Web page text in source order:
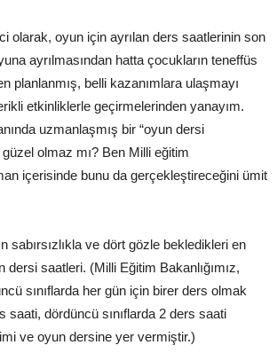
oyun için ayrılan ders saatlerinin son
ayrılmasından hatta çocukların teneffüs
planlanmış, belli kazanımlara ulaşmayı
etkinliklerle geçirmelerinden yanayım.
uzmanlaşmış bir “oyun dersi
olmaz mı? Ben Milli eğitim
içerisinde bunu da gerçekleştireceğini ümit
ve dört gözle bekledikleri en
dersi saatleri. (Milli Eğitim Bakanlığımız,
sınıflarda her gün için birer ders olmak
saati, dördüncü sınıflarda 2 ders saati
ve oyun dersine yer vermiştir.)